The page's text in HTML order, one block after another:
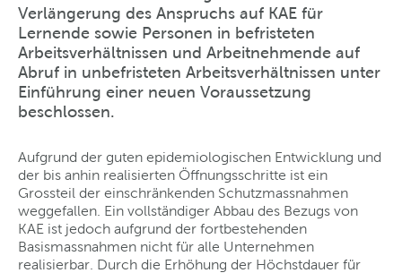
Verlängerung des Anspruchs auf KAE für
Lernende sowie Personen in befristeten
Arbeitsverhältnissen und Arbeitnehmende auf
Abruf in unbefristeten Arbeitsverhältnissen unter
Einführung einer neuen Voraussetzung
beschlossen.
Aufgrund der guten epidemiologischen Entwicklung und
der bis anhin realisierten Öffnungsschritte ist ein
Grossteil der einschränkenden Schutzmassnahmen
weggefallen. Ein vollständiger Abbau des Bezugs von
KAE ist jedoch aufgrund der fortbestehenden
Basismassnahmen nicht für alle Unternehmen
realisierbar. Durch die Erhöhung der Höchstdauer für